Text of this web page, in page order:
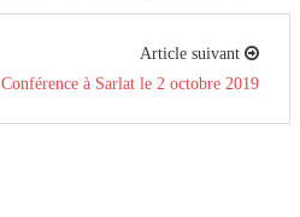
Article suivant
Conférence à Sarlat le 2 octobre 2019